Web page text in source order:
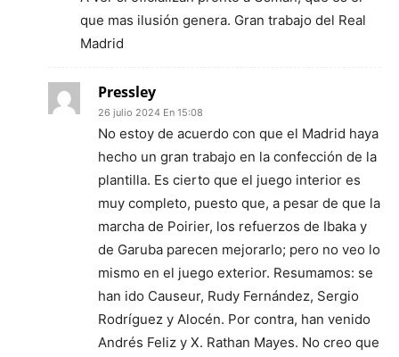
que mas ilusión genera. Gran trabajo del Real
Madrid
Pressley
26 julio 2024 En 15:08
No estoy de acuerdo con que el Madrid haya
hecho un gran trabajo en la confección de la
plantilla. Es cierto que el juego interior es
muy completo, puesto que, a pesar de que la
marcha de Poirier, los refuerzos de Ibaka y
de Garuba parecen mejorarlo; pero no veo lo
mismo en el juego exterior. Resumamos: se
han ido Causeur, Rudy Fernández, Sergio
Rodríguez y Alocén. Por contra, han venido
Andrés Feliz y X. Rathan Mayes. No creo que